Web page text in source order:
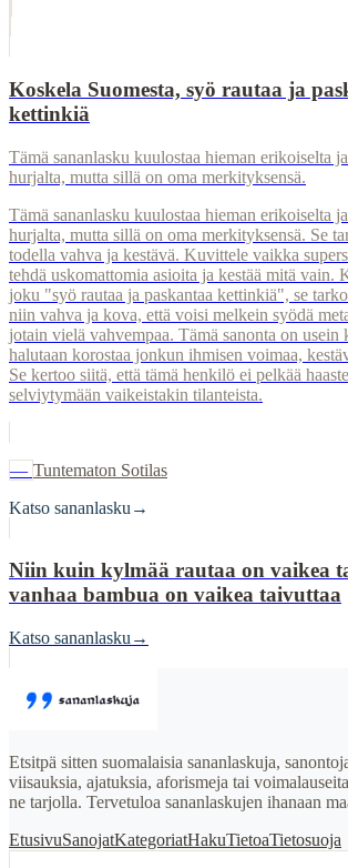
Koskela Suomesta, syö rautaa ja
kettinkiä
Tämä sananlasku kuulostaa hieman erikoiselta
hurjalta, mutta sillä on oma merkityksensä.
Tämä sananlasku kuulostaa hieman erikoiselta
hurjalta, mutta sillä on oma merkityksensä. Se
todella vahva ja kestävä. Kuvittele vaikka
tehdä uskomattomia asioita ja kestää mitä vain.
joku "syö rautaa ja paskantaa kettinkiä", se
niin vahva ja kova, että voisi melkein syödä
jotain vielä vahvempaa. Tämä sanonta on usein
halutaan korostaa jonkun ihmisen voimaa,
Se kertoo siitä, että tämä henkilö ei pelkää
selviytymään vaikeistakin tilanteista.
— Tuntematon Sotilas
Katso sananlasku →
Niin kuin kylmää rautaa on vaikea
vanhaa bambua on vaikea taivuttaa
Katso sananlasku →
Etsitpä sitten suomalaisia sananlaskuja,
viisauksia, ajatuksia, aforismeja tai
ne tarjolla. Tervetuloa sananlaskujen ihanaan
EtusivuSanojatKategoriatHakuTietoaTietosuoja